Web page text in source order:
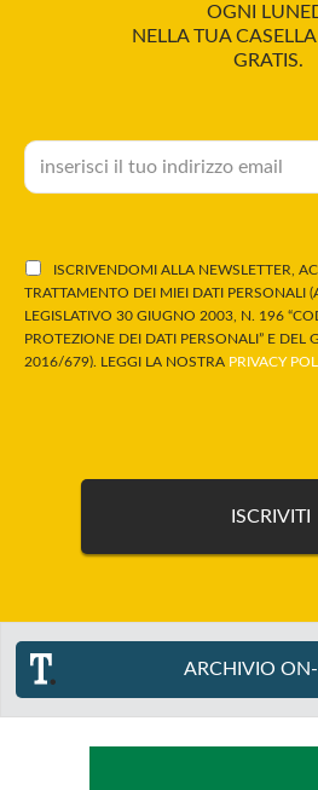
OGNI
NELLA TUA
GRATIS.
ISCRIVENDOMI ALLA NEWSLETTER,
TRATTAMENTO DEI MIEI DATI PERSONALI
LEGISLATIVO 30 GIUGNO 2003, N. 196
PROTEZIONE DEI DATI PERSONALI” E DEL
2016/679). LEGGI LA NOSTRA PRIVACY
ARCHIVIO